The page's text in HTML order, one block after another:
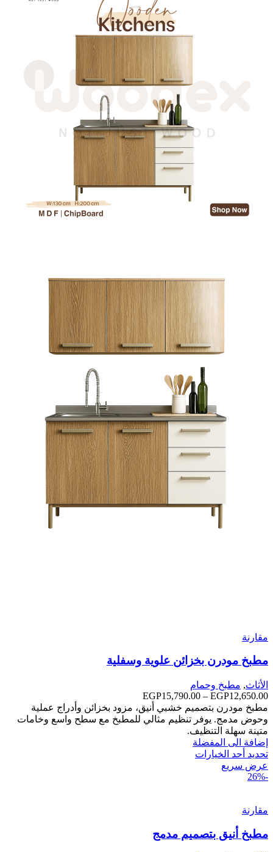
مقارنة
مطبخ مودرن بخزائن علوية وسفلية
الأثاث, مطبخ وحمام
EGP12,650.00
–
EGP15,790.00
نطاق
السعر:
من
مطبخ مودرن بتصميم خشبي أنيق، مزود بخزائن وأدراج عملية
وحوض مدمج. يوفر تنظيم مثالي للمطبخ مع سطح واسع وخامات
متينة سهلة التنظيف.
إضافة الى المفضلة
تحديد أحد الخيارات
عرض سريع
-26%
مقارنة
مطبخ أنيق بتصميم مدمج